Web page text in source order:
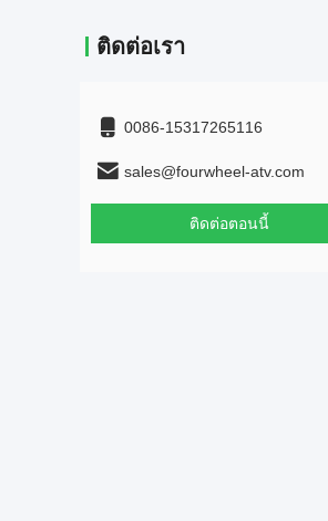
ติดต่อเรา
0086-15317265116
sales@fourwheel-atv.com
ติดต่อตอนนี้